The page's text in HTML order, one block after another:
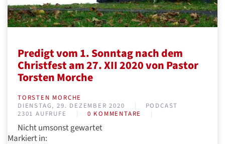
Predigt vom 1. Sonntag nach dem
Christfest am 27. XII 2020 von Pastor
Torsten Morche
TORSTEN MORCHE
DIENSTAG, 29. DEZEMBER 2020
PODCAST
2301 AUFRUFE
0 KOMMENTARE
Nicht umsonst gewartet
Markiert in: